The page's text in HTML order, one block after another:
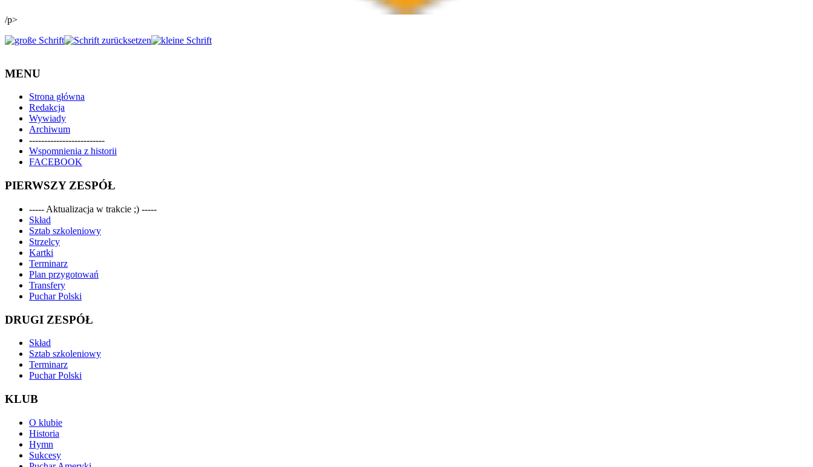
/p>
MENU
Strona główna
Redakcja
Wywiady
Archiwum
-------------------------
Wspomnienia z historii
FACEBOOK
PIERWSZY ZESPÓŁ
----- Aktualizacja w trakcie ;) -----
Skład
Sztab szkoleniowy
Strzelcy
Kartki
Terminarz
Plan przygotowań
Transfery
Puchar Polski
DRUGI ZESPÓŁ
Skład
Sztab szkoleniowy
Terminarz
Puchar Polski
KLUB
O klubie
Historia
Hymn
Sukcesy